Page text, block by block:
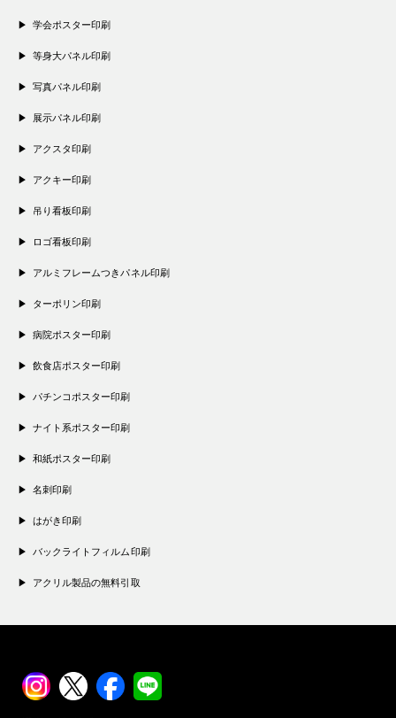
学会ポスター印刷
等身大パネル印刷
写真パネル印刷
展示パネル印刷
アクスタ印刷
アクキー印刷
吊り看板印刷
ロゴ看板印刷
アルミフレームつきパネル印刷
ターポリン印刷
病院ポスター印刷
飲食店ポスター印刷
パチンコポスター印刷
ナイト系ポスター印刷
和紙ポスター印刷
名刺印刷
はがき印刷
バックライトフィルム印刷
アクリル製品の無料引取